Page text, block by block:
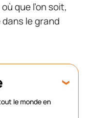
que l’on soit,
dans le grand
le monde en